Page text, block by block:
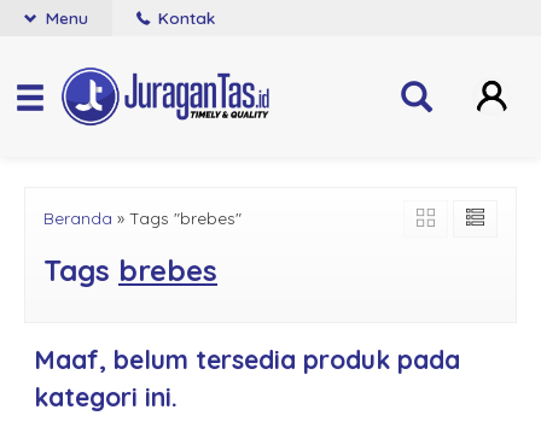
Menu Kontak
Beranda » Tags "brebes"
Tags brebes
Maaf, belum tersedia produk pada
kategori ini.